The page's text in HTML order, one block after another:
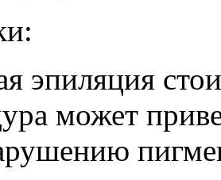
эпиляция
может